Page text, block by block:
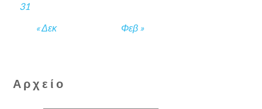
« Δεκ Φεβ »
31
Αρχείο